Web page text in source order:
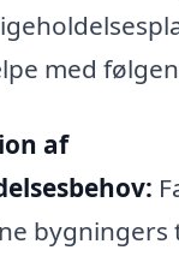
med
af
bygningers